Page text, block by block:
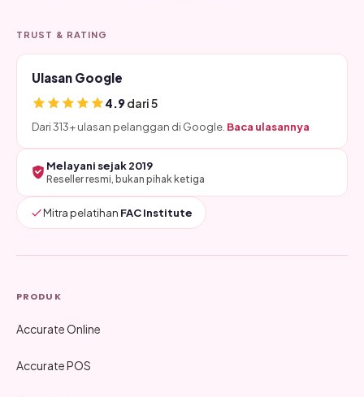
TRUST & RATING
Ulasan Google
4.9dari 5
Dari 313+ ulasan pelanggan di Google. Baca ulasannya
Melayani sejak 2019
Reseller resmi, bukan pihak ketiga
Mitra pelatihan FAC Institute
PRODUK
Accurate Online
Accurate POS